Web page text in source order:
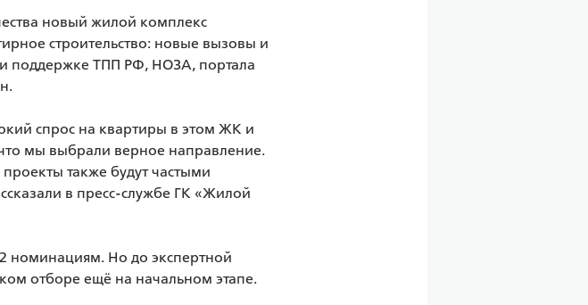
новый жилой комплекс
строительство: новые вызовы и
поддержке ТПП РФ, НОЗА, портала
спрос на квартиры в этом ЖК и
мы выбрали верное направление.
также будут частыми
в пресс-службе ГК «Жилой
номинациям. Но до экспертной
отборе ещё на начальном этапе.